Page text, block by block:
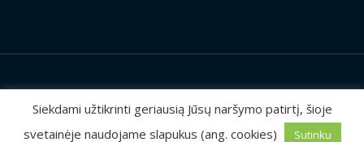
2026 © Visos teisės saugomos | UAB „Rilis“
Sprendimas:MEDIAERN
Siekdami užtikrinti geriausią Jūsų naršymo patirtį, šioje
svetainėje naudojame slapukus (ang. cookies)
Sutinku